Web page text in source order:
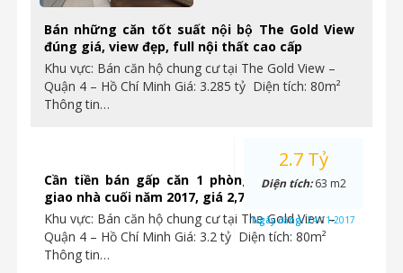
Bán những căn tốt suất nội bộ The Gold View
đúng giá, view đẹp, full nội thất cao cấp
Khu vực: Bán căn hộ chung cư tại The Gold View –
Quận 4 – Hồ Chí Minh Giá: 3.285 tỷ Diện tích: 80m²
Thông tin…
Cần tiền bán gấp căn 1 phòng ngủ Gold View
giao nhà cuối năm 2017, giá 2,7 tỷ. Ngay Quận 4
Khu vực: Bán căn hộ chung cư tại The Gold View –
Quận 4 – Hồ Chí Minh Giá: 3.2 tỷ Diện tích: 80m²
Thông tin…
2.7 Tỷ
Diện tích:63 m2
Ngày đăng:24-11-2017